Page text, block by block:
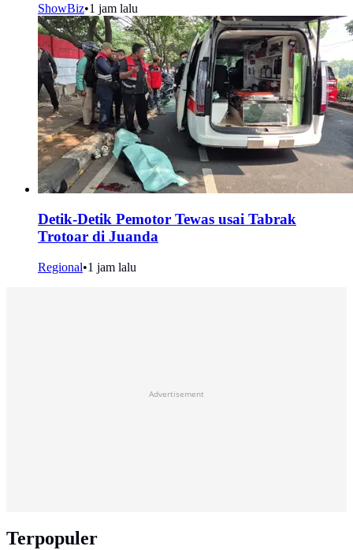
ShowBiz•1 jam lalu
Detik-Detik Pemotor Tewas usai Tabrak
Trotoar di Juanda
Regional•1 jam lalu
Advertisement
Terpopuler